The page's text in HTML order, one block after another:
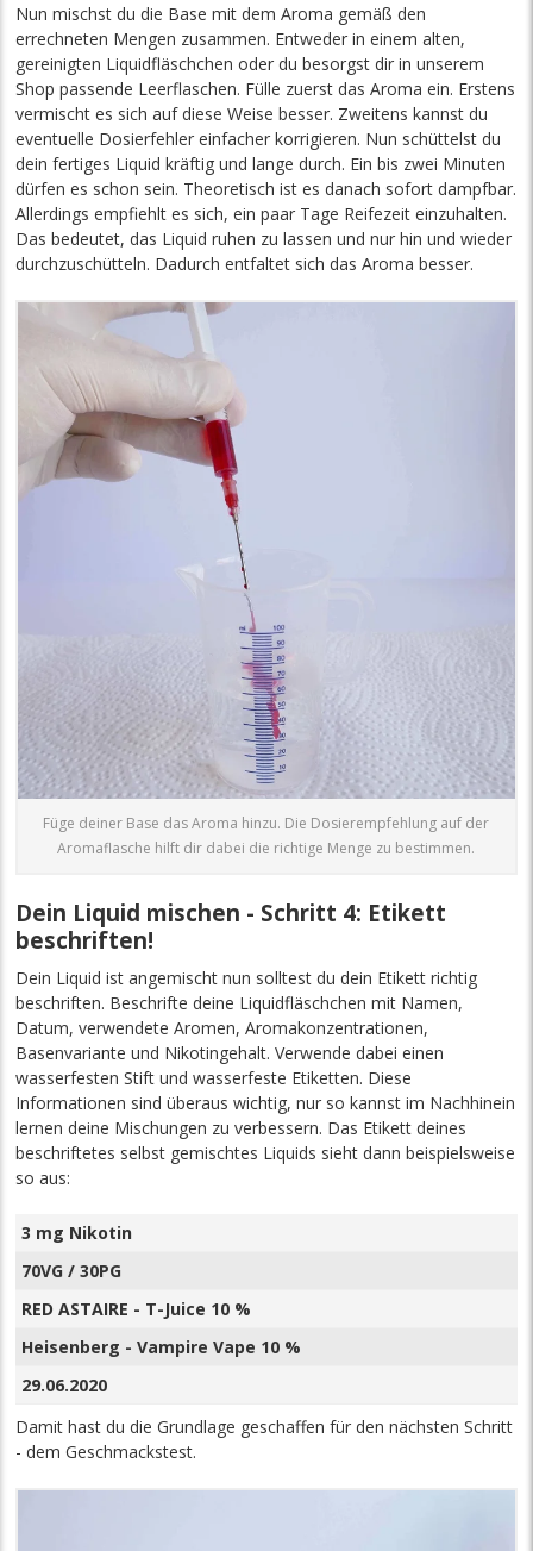
Nun mischst du die Base mit dem Aroma gemäß den
errechneten Mengen zusammen. Entweder in einem alten,
gereinigten Liquidfläschchen oder du besorgst dir in unserem
Shop passende Leerflaschen. Fülle zuerst das Aroma ein. Erstens
vermischt es sich auf diese Weise besser. Zweitens kannst du
eventuelle Dosierfehler einfacher korrigieren. Nun schüttelst du
dein fertiges Liquid kräftig und lange durch. Ein bis zwei Minuten
dürfen es schon sein. Theoretisch ist es danach sofort dampfbar.
Allerdings empfiehlt es sich, ein paar Tage Reifezeit einzuhalten.
Das bedeutet, das Liquid ruhen zu lassen und nur hin und wieder
durchzuschütteln. Dadurch entfaltet sich das Aroma besser.
Füge deiner Base das Aroma hinzu. Die Dosierempfehlung auf der
Aromaflasche hilft dir dabei die richtige Menge zu bestimmen.
Dein Liquid mischen - Schritt 4: Etikett
beschriften!
Dein Liquid ist angemischt nun solltest du dein Etikett richtig
beschriften. Beschrifte deine Liquidfläschchen mit Namen,
Datum, verwendete Aromen, Aromakonzentrationen,
Basenvariante und Nikotingehalt. Verwende dabei einen
wasserfesten Stift und wasserfeste Etiketten. Diese
Informationen sind überaus wichtig, nur so kannst im Nachhinein
lernen deine Mischungen zu verbessern. Das Etikett deines
beschriftetes selbst gemischtes Liquids sieht dann beispielsweise
so aus:
3 mg Nikotin
70VG / 30PG
RED ASTAIRE - T-Juice 10 %
Heisenberg - Vampire Vape 10 %
29.06.2020
Damit hast du die Grundlage geschaffen für den nächsten Schritt
- dem Geschmackstest.